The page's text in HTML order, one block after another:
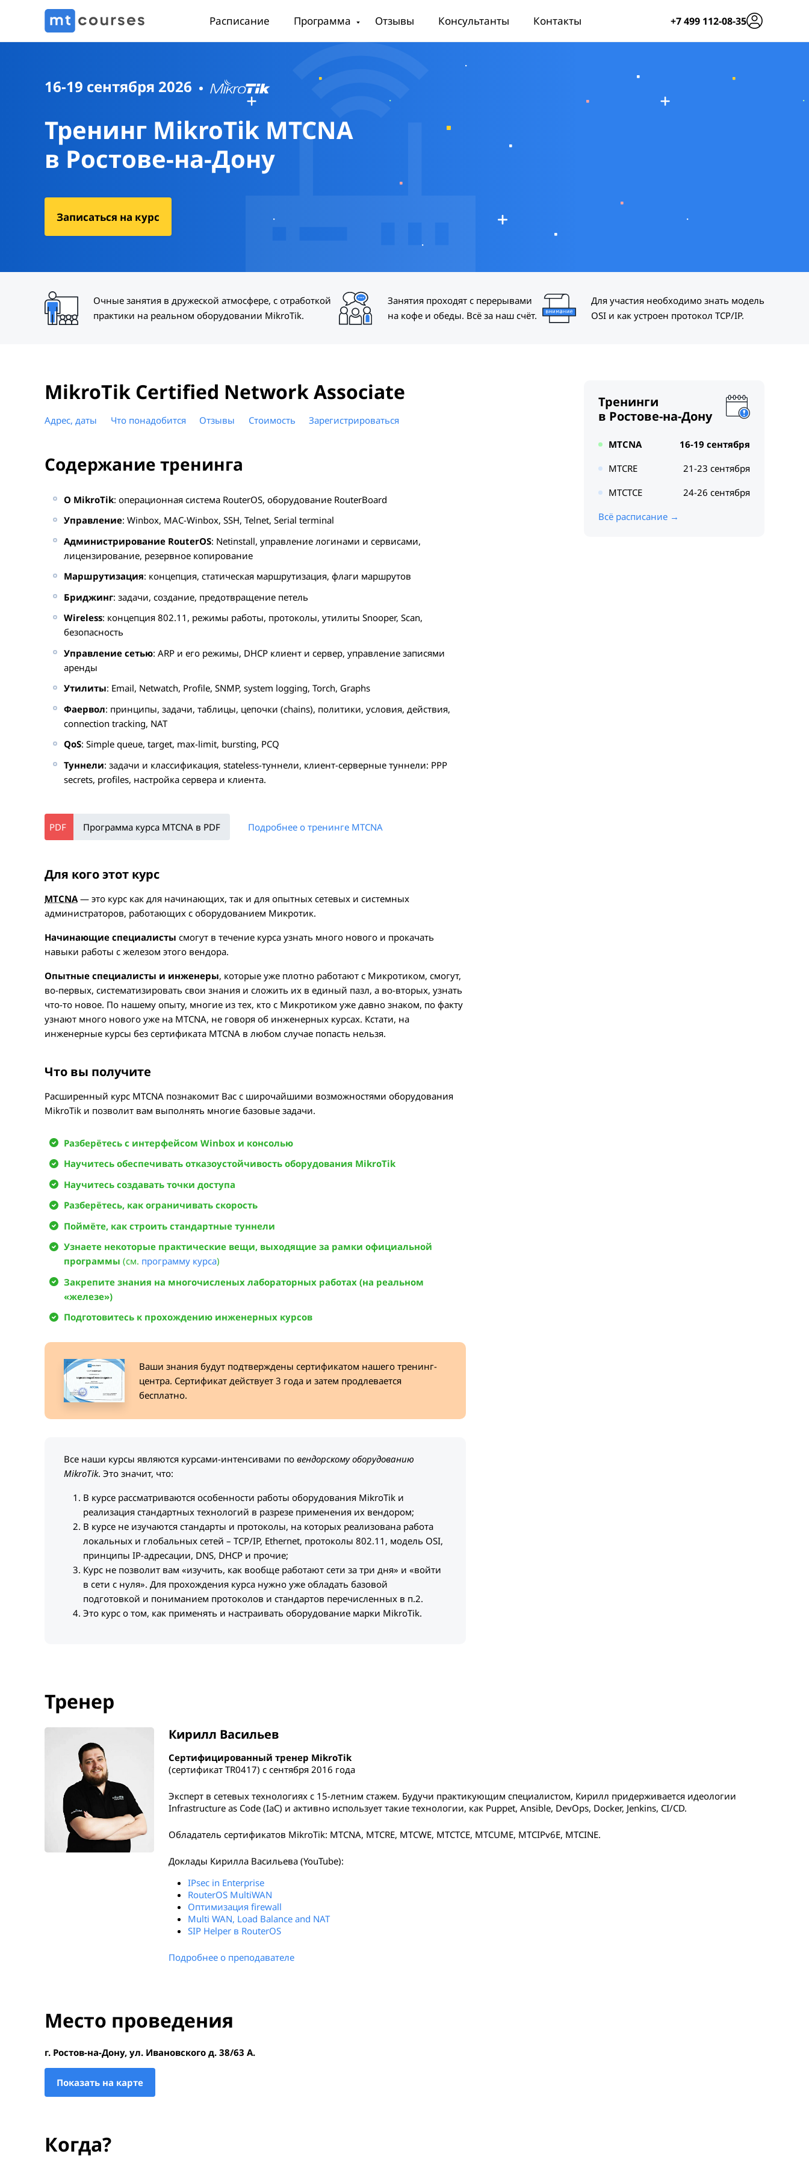
Расписание Программа Отзывы Консультанты Контакты +7 499 112-08-35
16-19 сентября 2026
Тренинг MikroTik MTCNA
в Ростове-на-Дону
Записаться на курс
Очные занятия в дружеской атмосфере, с отработкой
практики на реальном оборудовании MikroTik.
Занятия проходят с перерывами
на кофе и обеды. Всё за наш счёт.
Для участия необходимо знать модель
OSI и как устроен протокол TCP/IP.
MikroTik Certified Network Associate
Адрес, даты Что понадобится Отзывы Стоимость Зарегистрироваться
Содержание тренинга
О MikroTik: операционная система RouterOS, оборудование RouterBoard
Управление: Winbox, MAC-Winbox, SSH, Telnet, Serial terminal
Администрирование RouterOS: Netinstall, управление логинами и сервисами,
лицензирование, резервное копирование
Маршрутизация: концепция, статическая маршрутизация, флаги маршрутов
Бриджинг: задачи, создание, предотвращение петель
Wireless: концепция 802.11, режимы работы, протоколы, утилиты Snooper, Scan,
безопасность
Управление сетью: ARP и его режимы, DHCP клиент и сервер, управление записями
аренды
Утилиты: Email, Netwatch, Profile, SNMP, system logging, Torch, Graphs
Фаервол: принципы, задачи, таблицы, цепочки (chains), политики, условия, действия,
connection tracking, NAT
QoS: Simple queue, target, max-limit, bursting, PCQ
Туннели: задачи и классификация, stateless-туннели, клиент-серверные туннели: PPP
secrets, profiles, настройка сервера и клиента.
Программа курса MTCNA в PDF Подробнее о тренинге MTCNA
Для кого этот курс
MTCNA — это курс как для начинающих, так и для опытных сетевых и системных
администраторов, работающих с оборудованием Микротик.
Начинающие специалисты смогут в течение курса узнать много нового и прокачать
навыки работы с железом этого вендора.
Опытные специалисты и инженеры, которые уже плотно работают с Микротиком, смогут,
во-первых, систематизировать свои знания и сложить их в единый пазл, а во-вторых, узнать
что-то новое. По нашему опыту, многие из тех, кто с Микротиком уже давно знаком, по факту
узнают много нового уже на MTCNA, не говоря об инженерных курсах. Кстати, на
инженерные курсы без сертификата MTCNA в любом случае попасть нельзя.
Что вы получите
Расширенный курс MTCNA познакомит Вас с широчайшими возможностями оборудования
MikroTik и позволит вам выполнять многие базовые задачи.
Разберётесь с интерфейсом Winbox и консолью
Научитесь обеспечивать отказоустойчивость оборудования MikroTik
Научитесь создавать точки доступа
Разберётесь, как ограничивать скорость
Поймёте, как строить стандартные туннели
Узнаете некоторые практические вещи, выходящие за рамки официальной
программы (см. программу курса)
Закрепите знания на многочисленых лабораторных работах (на реальном
«железе»)
Подготовитесь к прохождению инженерных курсов
Ваши знания будут подтверждены сертификатом нашего тренинг-
центра. Cертификат действует 3 года и затем продлевается
бесплатно.
Все наши курсы являются курсами-интенсивами по вендорскому оборудованию
MikroTik. Это значит, что:
В курсе рассматриваются особенности работы оборудования MikroTik и
реализация стандартных технологий в разрезе применения их вендором;
В курсе не изучаются стандарты и протоколы, на которых реализована работа
локальных и глобальных сетей – TCP/IP, Ethernet, протоколы 802.11, модель OSI,
принципы IP-адресации, DNS, DHCP и прочие;
Курс не позволит вам «изучить, как вообще работают сети за три дня» и «войти
в сети с нуля». Для прохождения курса нужно уже обладать базовой
подготовкой и пониманием протоколов и стандартов перечисленных в п.2.
Это курс о том, как применять и настраивать оборудование марки MikroTik.
Тренинги
в Ростове-на-Дону
MTCNA
16-19 сентября
MTCRE
21-23 сентября
MTCTCE
24-26 сентября
Всё расписание →
Тренер
Кирилл Васильев
Сертифицированный тренер MikroTik
(сертификат TR0417) с сентября 2016 года
Эксперт в сетевых технологиях с 15-летним стажем. Будучи практикующим специалистом, Кирилл придерживается идеологии
Infrastructure as Code (IaC) и активно использует такие технологии, как Puppet, Ansible, DevOps, Docker, Jenkins, CI/CD.
Обладатель сертификатов MikroTik: MTCNA, MTCRE, MTCWE, MTCTCE, MTCUME, MTCIPv6E, MTCINE.
Доклады Кирилла Васильева (YouTube):
IPsec in Enterprise
RouterOS MultiWAN
Оптимизация firewall
Multi WAN, Load Balance and NAT
SIP Helper в RouterOS
Подробнее о преподавателе
Место проведения
г. Ростов-на-Дону, ул. Ивановского д. 38/63 А.
Показать на карте
Когда?